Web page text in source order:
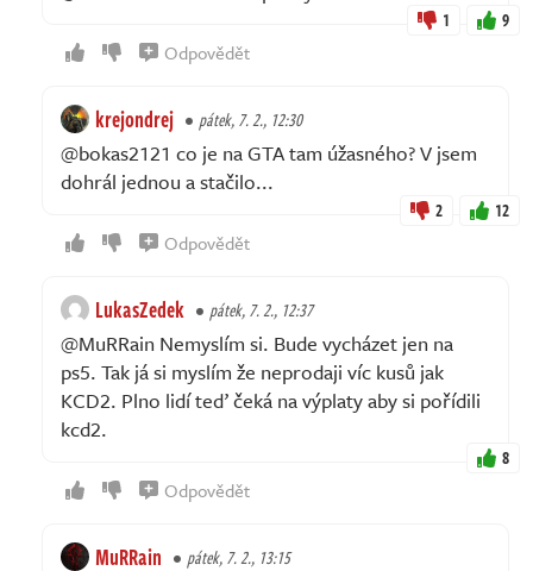
1 9
Odpovědět
krejondrej pátek, 7. 2., 12:30
@bokas2121 co je na GTA tam úžasného? V jsem
dohrál jednou a stačilo...
2 12
Odpovědět
LukasZedek pátek, 7. 2., 12:37
@MuRRain Nemyslím si. Bude vycházet jen na
ps5. Tak já si myslím že neprodaji víc kusů jak
KCD2. Plno lidí teď čeká na výplaty aby si pořídili
kcd2.
8
Odpovědět
MuRRain pátek, 7. 2., 13:15